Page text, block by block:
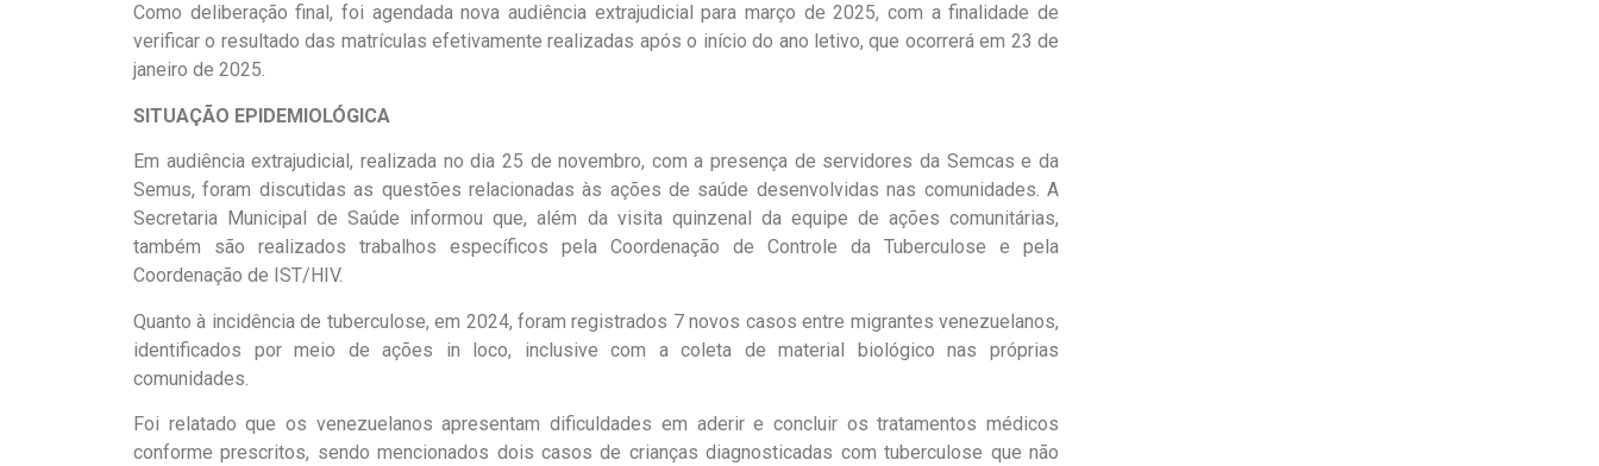
Como deliberação final, foi agendada nova audiência extrajudicial para março de 2025, com a finalidade de
verificar o resultado das matrículas efetivamente realizadas após o início do ano letivo, que ocorrerá em 23 de
janeiro de 2025.
SITUAÇÃO EPIDEMIOLÓGICA
Em audiência extrajudicial, realizada no dia 25 de novembro, com a presença de servidores da Semcas e da
Semus, foram discutidas as questões relacionadas às ações de saúde desenvolvidas nas comunidades. A
Secretaria Municipal de Saúde informou que, além da visita quinzenal da equipe de ações comunitárias,
também são realizados trabalhos específicos pela Coordenação de Controle da Tuberculose e pela
Coordenação de IST/HIV.
Quanto à incidência de tuberculose, em 2024, foram registrados 7 novos casos entre migrantes venezuelanos,
identificados por meio de ações in loco, inclusive com a coleta de material biológico nas próprias
comunidades.
Foi relatado que os venezuelanos apresentam dificuldades em aderir e concluir os tratamentos médicos
conforme prescritos, sendo mencionados dois casos de crianças diagnosticadas com tuberculose que não